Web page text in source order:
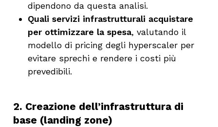
dipendono da questa analisi.
Quali servizi infrastrutturali acquistare
per ottimizzare la spesa, valutando il
modello di pricing degli hyperscaler per
evitare sprechi e rendere i costi più
prevedibili.
2. Creazione dell’infrastruttura di
base (landing zone)